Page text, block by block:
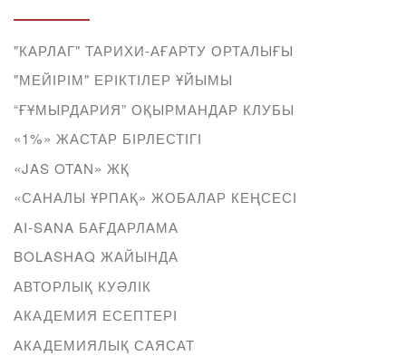
"КАРЛАГ" ТАРИХИ-АҒАРТУ ОРТАЛЫҒЫ
"МЕЙІРІМ" ЕРІКТІЛЕР ҰЙЫМЫ
“ҒҰМЫРДАРИЯ” ОҚЫРМАНДАР КЛУБЫ
«1%» ЖАСТАР БІРЛЕСТІГІ
«JAS OTAN» ЖҚ
«САНАЛЫ ҰРПАҚ» ЖОБАЛАР КЕҢСЕСІ
AI-SANA БАҒДАРЛАМА
BOLASHAQ ЖАЙЫНДА
АВТОРЛЫҚ КУӘЛІК
АКАДЕМИЯ ЕСЕПТЕРІ
АКАДЕМИЯЛЫҚ САЯСАТ